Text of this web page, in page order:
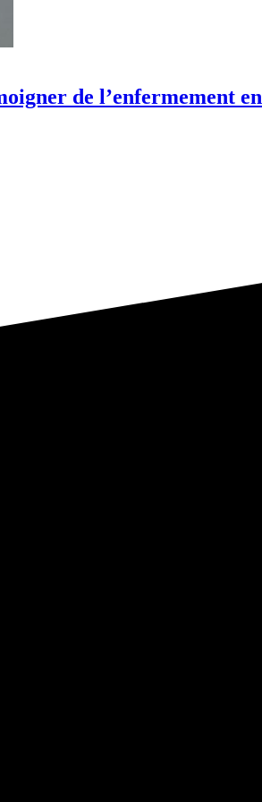
de l’enfermement